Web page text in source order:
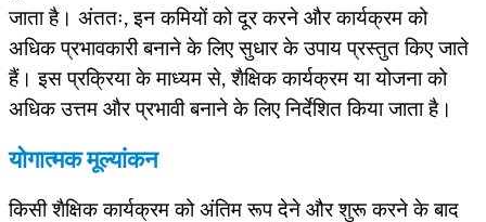
जाता है। अंततः, इन कमियों को दूर करने और कार्यक्रम को
अधिक प्रभावकारी बनाने के लिए सुधार के उपाय प्रस्तुत किए जाते
हैं। इस प्रक्रिया के माध्यम से, शैक्षिक कार्यक्रम या योजना को
अधिक उत्तम और प्रभावी बनाने के लिए निर्देशित किया जाता है।
योगात्मक मूल्यांकन
किसी शैक्षिक कार्यक्रम को अंतिम रूप देने और शुरू करने के बाद